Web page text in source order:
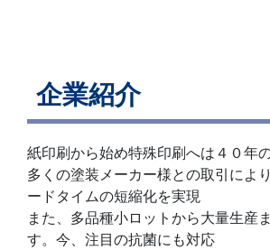
企業紹介
紙印刷から始め特殊印刷へは４０年
多くの塗装メーカー様との取引によ
ードタイムの短縮化を実現
また、多品種小ロットから大量生産
す。今、注目の抗菌にも対応